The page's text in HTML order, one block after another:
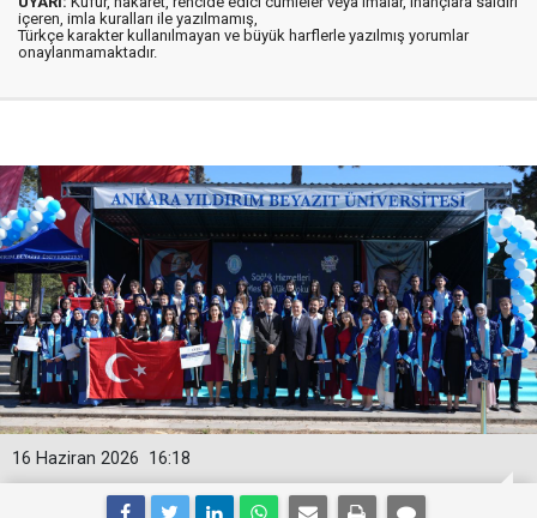
içeren, imla kuralları ile yazılmamış,
Türkçe karakter kullanılmayan ve büyük harflerle yazılmış yorumlar
onaylanmamaktadır.
16:18
16 Haziran 2026